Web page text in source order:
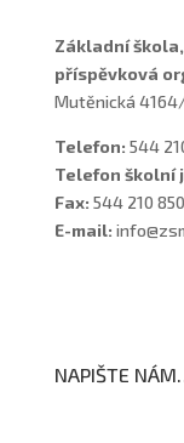
Základní
příspěvková
Mutěnická
Telefon: 544
Telefon školní
Fax: 544 210 850
E-mail:
NAPIŠTE